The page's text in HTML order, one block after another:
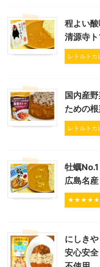
程よい
清源寺
レトルトカ
国内産
ための
レトルトカ
牡蠣
広島名
★★★★★
にしき
安心安